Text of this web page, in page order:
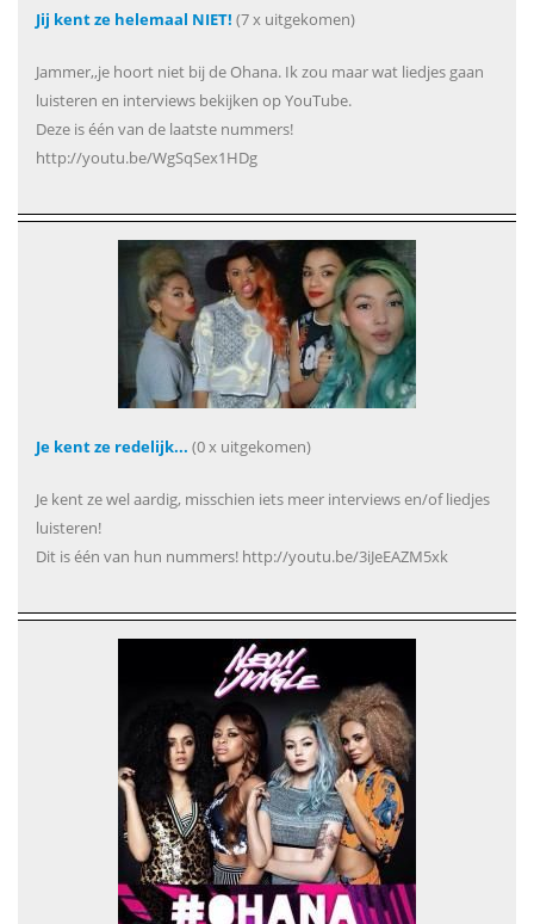
Jij kent ze helemaal NIET! (7 x uitgekomen)
Jammer,,je hoort niet bij de Ohana. Ik zou maar wat liedjes gaan
luisteren en interviews bekijken op YouTube.
Deze is één van de laatste nummers!
http://youtu.be/WgSqSex1HDg
Je kent ze redelijk... (0 x uitgekomen)
Je kent ze wel aardig, misschien iets meer interviews en/of liedjes
luisteren!
Dit is één van hun nummers! http://youtu.be/3iJeEAZM5xk